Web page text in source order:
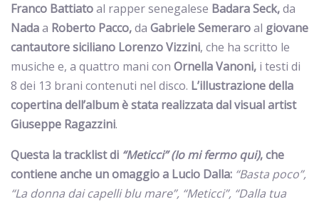
Franco Battiatoal rapper senegalese Badara Seck,da
Nadaa Roberto Pacco,da Gabriele Semeraroal giovane
cantautore siciliano Lorenzo Vizzini, che ha scritto le
musiche e, a quattro mani con Ornella Vanoni, i testi di
8 dei 13 brani contenuti nel disco. L’illustrazione della
copertina dell’album è stata realizzata dal visual artist
Giuseppe Ragazzini.
Questa la tracklist di “Meticci” (Io mi fermo qui), che
contiene anche un omaggio a Lucio Dalla: “Basta poco”,
“La donna dai capelli blu mare”, “Meticci”, “Dalla tua